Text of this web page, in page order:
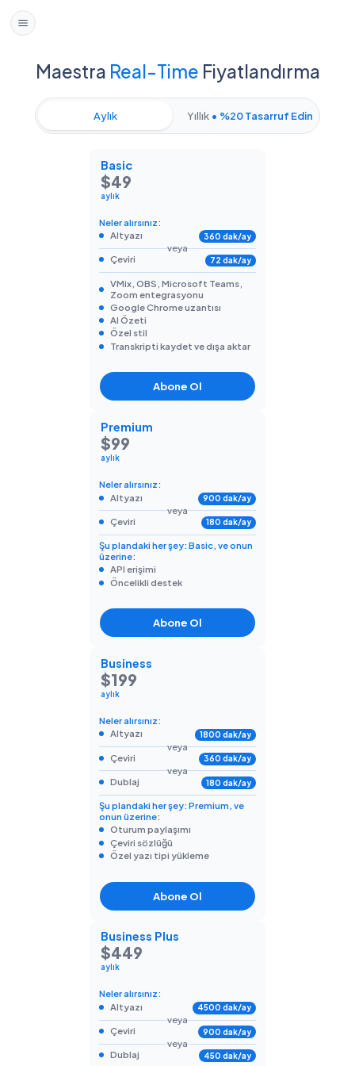
Maestra Real-Time Fiyatlandırma
Aylık Yıllık• %20 Tasarruf Edin
Basic
$49
aylık
Neler alırsınız:
Altyazı
360 dak/ay
veya
Çeviri
72 dak/ay
VMix, OBS, Microsoft Teams,
Zoom entegrasyonu
Google Chrome uzantısı
AI Özeti
Özel stil
Transkripti kaydet ve dışa aktar
Abone Ol
Premium
$99
aylık
Neler alırsınız:
Altyazı
900 dak/ay
veya
Çeviri
180 dak/ay
Şu plandaki her şey: Basic, ve onun
üzerine:
API erişimi
Öncelikli destek
Abone Ol
Business
$199
aylık
Neler alırsınız:
Altyazı
1800 dak/ay
veya
Çeviri
360 dak/ay
veya
Dublaj
180 dak/ay
Şu plandaki her şey: Premium, ve
onun üzerine:
Oturum paylaşımı
Çeviri sözlüğü
Özel yazı tipi yükleme
Abone Ol
Business Plus
$449
aylık
Neler alırsınız:
Altyazı
4500 dak/ay
veya
Çeviri
900 dak/ay
veya
Dublaj
450 dak/ay